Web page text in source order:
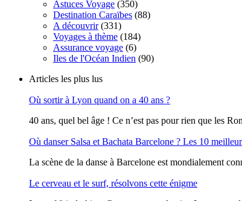
Astuces Voyage (350)
Destination Caraïbes (88)
A découvrir(331)
Voyages à thème (184)
Assurance voyage (6)
Iles de l'Océan Indien (90)
Articles les plus lus
Où sortir à Lyon quand on a 40 ans ?
40 ans, quel bel âge ! Ce n’est pas pour rien que les
Où danser Salsa et Bachata Barcelone ? Les 10
La scène de la danse à Barcelone est mondialement
Le cerveau et le surf, résolvons cette énigme